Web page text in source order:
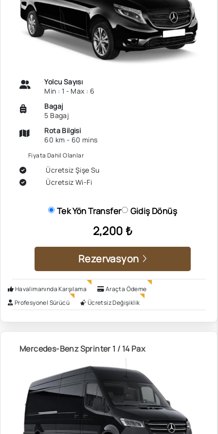
Yolcu Sayısı
Min : 1 - Max : 6
Bagaj
5 Bagaj
Rota Bilgisi
60 km - 60 mins
Fiyata Dahil Olanlar
Ücretsiz Şişe Su
Ücretsiz Wi-Fi
Tek Yön Transfer Gidiş Dönüş
2,200 ₺
Rezervasyon
Havalimanında Karşılama
Araçta Ödeme
Profesyonel Sürücü
Ücretsiz Değişiklik
Mercedes-Benz Sprinter 1 / 14 Pax